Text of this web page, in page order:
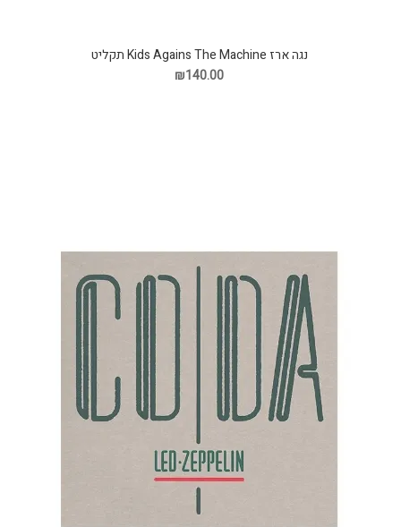
נגה ארז Kids Agains The Machine תקליט
₪140.00